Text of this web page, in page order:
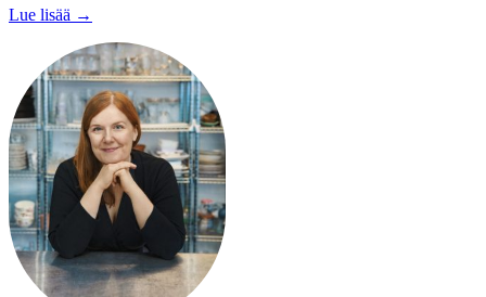
Lue lisää →